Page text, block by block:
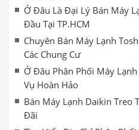
Ở Đâu Là Đại Lý Bán Máy
Đầu Tại TP.HCM
Chuyên Bán Máy Lạnh
Các Chung Cư
Ở Đâu Phân Phối Máy
Vụ Hoàn Hảo
Bán Máy Lạnh Daikin Treo
Đãi